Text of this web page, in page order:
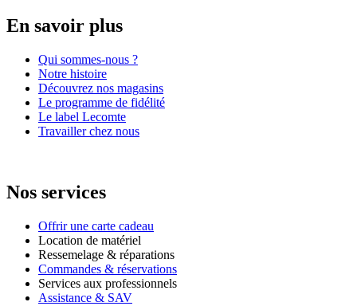
En savoir plus
Qui sommes-nous ?
Notre histoire
Découvrez nos magasins
Le programme de fidélité
Le label Lecomte
Travailler chez nous
Nos services
Offrir une carte cadeau
Location de matériel
Ressemelage & réparations
Commandes & réservations
Services aux professionnels
Assistance & SAV